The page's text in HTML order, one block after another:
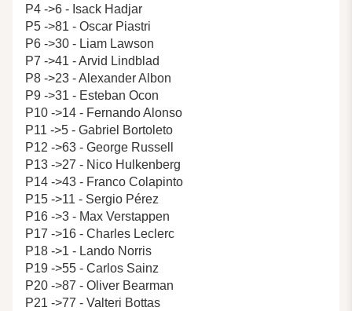
P4 ->6 - Isack Hadjar
P5 ->81 - Oscar Piastri
P6 ->30 - Liam Lawson
P7 ->41 - Arvid Lindblad
P8 ->23 - Alexander Albon
P9 ->31 - Esteban Ocon
P10 ->14 - Fernando Alonso
P11 ->5 - Gabriel Bortoleto
P12 ->63 - George Russell
P13 ->27 - Nico Hulkenberg
P14 ->43 - Franco Colapinto
P15 ->11 - Sergio Pérez
P16 ->3 - Max Verstappen
P17 ->16 - Charles Leclerc
P18 ->1 - Lando Norris
P19 ->55 - Carlos Sainz
P20 ->87 - Oliver Bearman
P21 ->77 - Valteri Bottas